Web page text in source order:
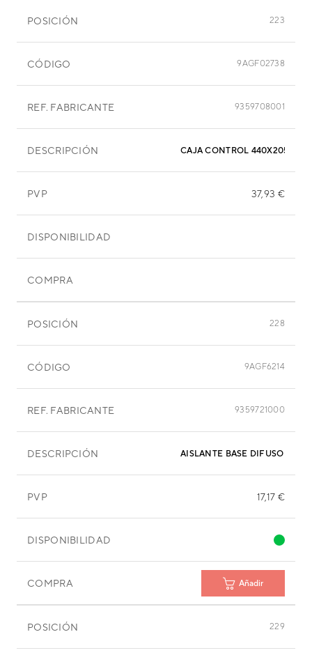
POSICIÓN 223
CÓDIGO 9AGF02738
REF. FABRICANTE 9359708001
DESCRIPCIÓN CAJA CONTROL 440X205X50
PVP 37,93 €
DISPONIBILIDAD
COMPRA
POSICIÓN 228
CÓDIGO 9AGF6214
REF. FABRICANTE 9359721000
DESCRIPCIÓN AISLANTE BASE DIFUSOR
PVP 17,17 €
DISPONIBILIDAD
COMPRA Añadir
POSICIÓN 229